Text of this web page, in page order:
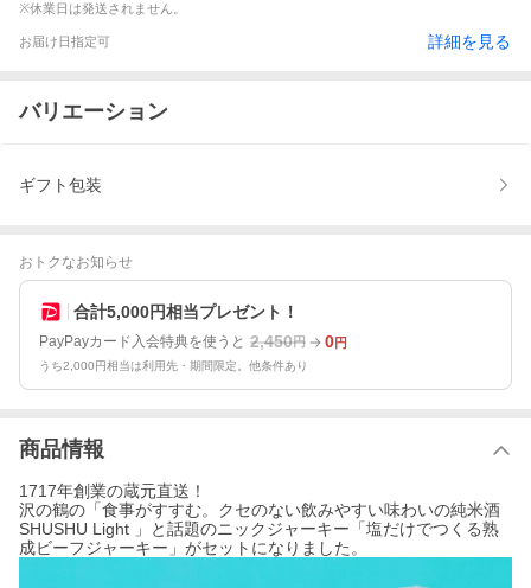
※休業日は発送されません。
お届け日指定可 詳細を見る
バリエーション
ギフト包装
おトクなお知らせ
合計5,000円相当プレゼント！
PayPayカード入会特典を使うと 2,450円 0円
うち2,000円相当は利用先・期間限定。他条件あり
商品情報
1717年創業の蔵元直送！
沢の鶴の「食事がすすむ。クセのない飲みやすい味わいの純米酒
SHUSHU Light 」と話題のニックジャーキー「塩だけでつくる熟
成ビーフジャーキー」がセットになりました。